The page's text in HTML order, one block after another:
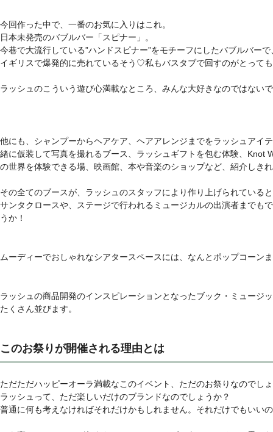
今回作った中で、一番のお気に入りはこれ。
日本未発売のバブルバー「スピナー」。
今巷で大流行している”ハンドスピナー”をモチーフにしたバブルバー
イギリスで爆発的に売れているそう♡私もバスタブで回すのがとって
ラッシュのこういう遊び心満載なところ、みんな大好きなのではない
他にも、シャンプーからヘアケア、ヘアアレンジまでをラッシュアイ
緒に仮装して写真を撮れるブース、ラッシュギフトを包む体験、Knot
の世界を体験できる場、映画館、本や音楽のショップなど、紹介しき
その全てのブースが、ラッシュのスタッフにより作り上げられている
サンタクロースや、ステージで行われるミュージカルの出演者までも
うか！
ムーディーでおしゃれなシアタースペースには、なんとポップコーン
ラッシュの商品開発のインスピレーションとなったブック・ミュージ
たくさん並びます。
このお祭りが開催される理由とは
ただただハッピーオーラ満載なこのイベント、ただのお祭りなのでし
ラッシュって、ただ楽しいだけのブランドなのでしょうか？
普通に何も考えなければそれだけかもしれません。それだけでもいい